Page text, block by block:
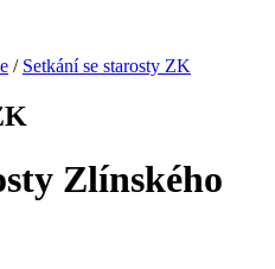
/ Setkání se starosty ZK
Zlínského